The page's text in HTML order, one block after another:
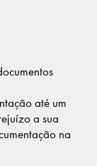
até um
a sua
na